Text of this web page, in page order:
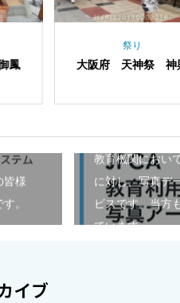
天神祭 神輿 大阪府
皆様
。
教育機関におい
に対し、写真デ
ビスです。当方
ています。
イブ